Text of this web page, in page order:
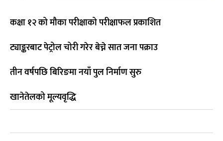
कक्षा १२ को मौका परीक्षाको परीक्षाफल प्रकाशित
ट्याङ्करबाट पेट्रोल चोरी गरेर बेच्ने सात जना पक्राउ
तीन वर्षपछि बिरिङमा नयाँ पुल निर्माण सुरु
खानेतेलको मूल्यवृद्धि